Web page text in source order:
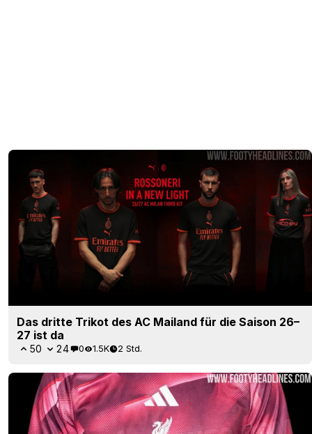
Das dritte Trikot des AC Mailand für die Saison 26–
27 ist da
50 24 0 1.5K 2 Std.